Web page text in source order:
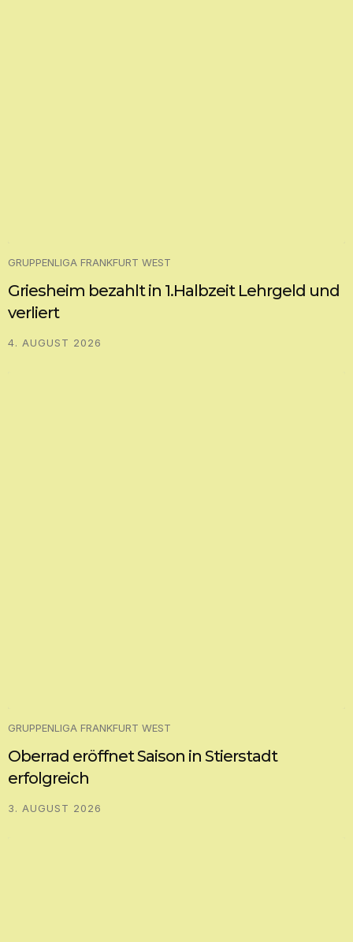
GRUPPENLIGA FRANKFURT WEST
Griesheim bezahlt in 1.Halbzeit Lehrgeld und
verliert
4. AUGUST 2026
GRUPPENLIGA FRANKFURT WEST
Oberrad eröffnet Saison in Stierstadt
erfolgreich
3. AUGUST 2026